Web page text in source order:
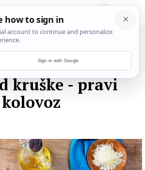
kruške - pravi
Sign in with Google